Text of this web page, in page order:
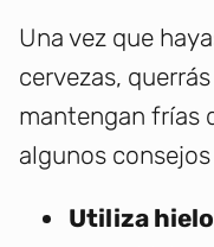
Una vez que
cervezas,
mantengan frías
algunos
Utiliza